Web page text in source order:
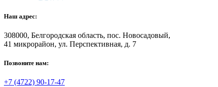
Наш адрес:
308000, Белгородская область, пос. Новосадовый,
41 микрорайон, ул. Перспективная, д. 7
Позвоните нам:
+7 (4722) 90-17-47